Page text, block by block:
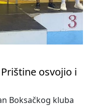
osvojio i
Boksačkog kluba